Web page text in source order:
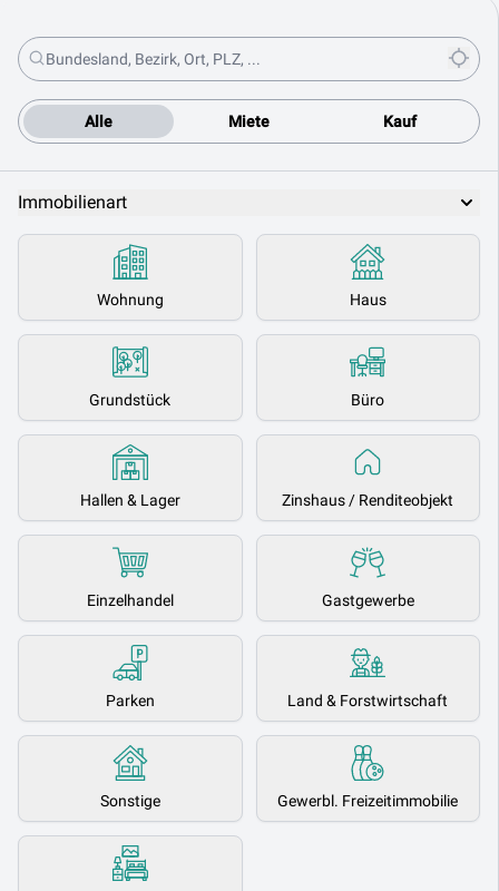
Alle Miete Kauf
Immobilienart
Wohnung Haus
Grundstück Büro
Hallen & Lager Zinshaus / Renditeobjekt
Einzelhandel Gastgewerbe
Parken Land & Forstwirtschaft
Sonstige Gewerbl. Freizeitimmobilie